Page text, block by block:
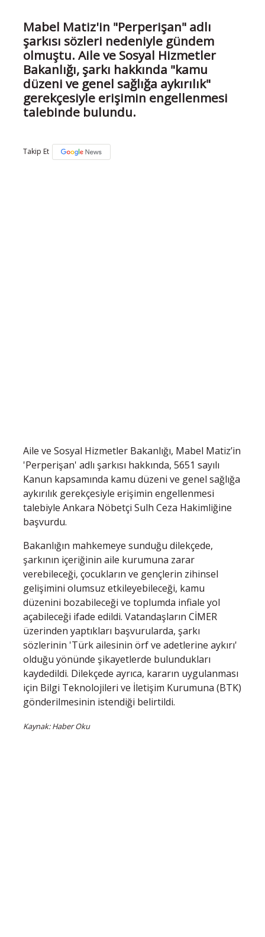
Mabel Matiz'in "Perperişan" adlı
şarkısı sözleri nedeniyle gündem
olmuştu. Aile ve Sosyal Hizmetler
Bakanlığı, şarkı hakkında "kamu
düzeni ve genel sağlığa aykırılık"
gerekçesiyle erişimin engellenmesi
talebinde bulundu.
Takip Et
Aile ve Sosyal Hizmetler Bakanlığı, Mabel Matiz’in
'Perperişan' adlı şarkısı hakkında, 5651 sayılı
Kanun kapsamında kamu düzeni ve genel sağlığa
aykırılık gerekçesiyle erişimin engellenmesi
talebiyle Ankara Nöbetçi Sulh Ceza Hakimliğine
başvurdu.
Bakanlığın mahkemeye sunduğu dilekçede,
şarkının içeriğinin aile kurumuna zarar
verebileceği, çocukların ve gençlerin zihinsel
gelişimini olumsuz etkileyebileceği, kamu
düzenini bozabileceği ve toplumda infiale yol
açabileceği ifade edildi. Vatandaşların CİMER
üzerinden yaptıkları başvurularda, şarkı
sözlerinin 'Türk ailesinin örf ve adetlerine aykırı'
olduğu yönünde şikayetlerde bulundukları
kaydedildi. Dilekçede ayrıca, kararın uygulanması
için Bilgi Teknolojileri ve İletişim Kurumuna (BTK)
gönderilmesinin istendiği belirtildi.
Kaynak: Haber Oku